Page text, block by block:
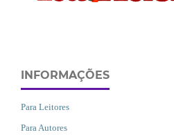
INFORMAÇÕES
Para Leitores
Para Autores